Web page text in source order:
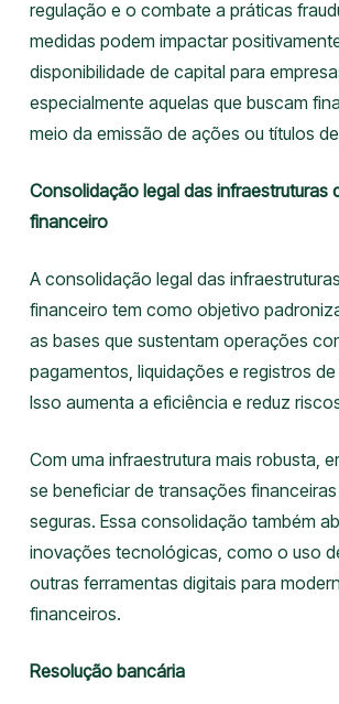
regulação e o combate a práticas
medidas podem impactar
disponibilidade de capital para
especialmente aquelas que buscam
meio da emissão de ações ou títulos
Consolidação legal das infraestruturas
financeiro
A consolidação legal das
financeiro tem como objetivo
as bases que sustentam operações
pagamentos, liquidações e registros
Isso aumenta a eficiência e reduz
Com uma infraestrutura mais robusta,
se beneficiar de transações
seguras. Essa consolidação também
inovações tecnológicas, como o uso
outras ferramentas digitais para
financeiros.
Resolução bancária